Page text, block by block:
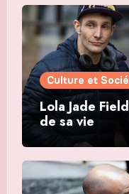
Culture et
Lola Jade
de sa vie